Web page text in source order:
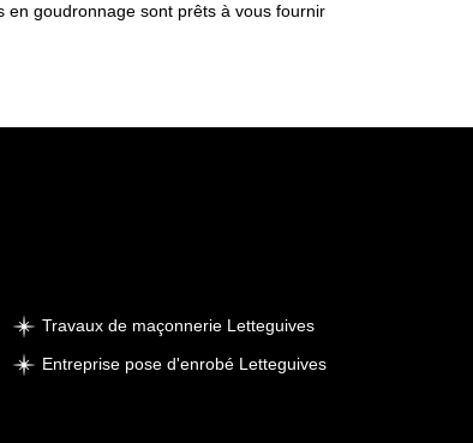
en goudronnage sont prêts à vous fournir
Travaux de maçonnerie Letteguives
Entreprise pose d'enrobé Letteguives